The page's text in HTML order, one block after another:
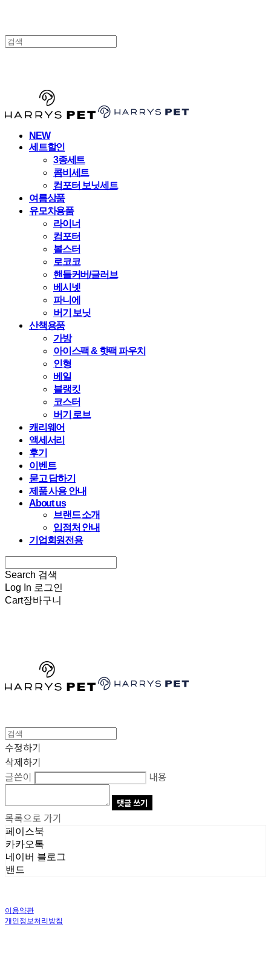
NEW
세트할인
3종세트
콤비세트
컴포터 보닛세트
여름상품
유모차용품
라이너
컴포터
볼스터
로코코
핸들커버/글러브
베시넷
파니에
버기 보닛
산책용품
가방
아이스팩 & 핫팩 파우치
인형
베일
블랭킷
코스터
버기 로브
캐리웨어
액세서리
후기
이벤트
묻고 답하기
제품 사용 안내
About us
브랜드 소개
입점처 안내
기업회원전용
Search 검색
Log In 로그인
Cart장바구니
수정하기
삭제하기
글쓴이
내용
댓글 쓰기
목록으로 가기
페이스북
카카오톡
네이버 블로그
밴드
이용약관
개인정보처리방침